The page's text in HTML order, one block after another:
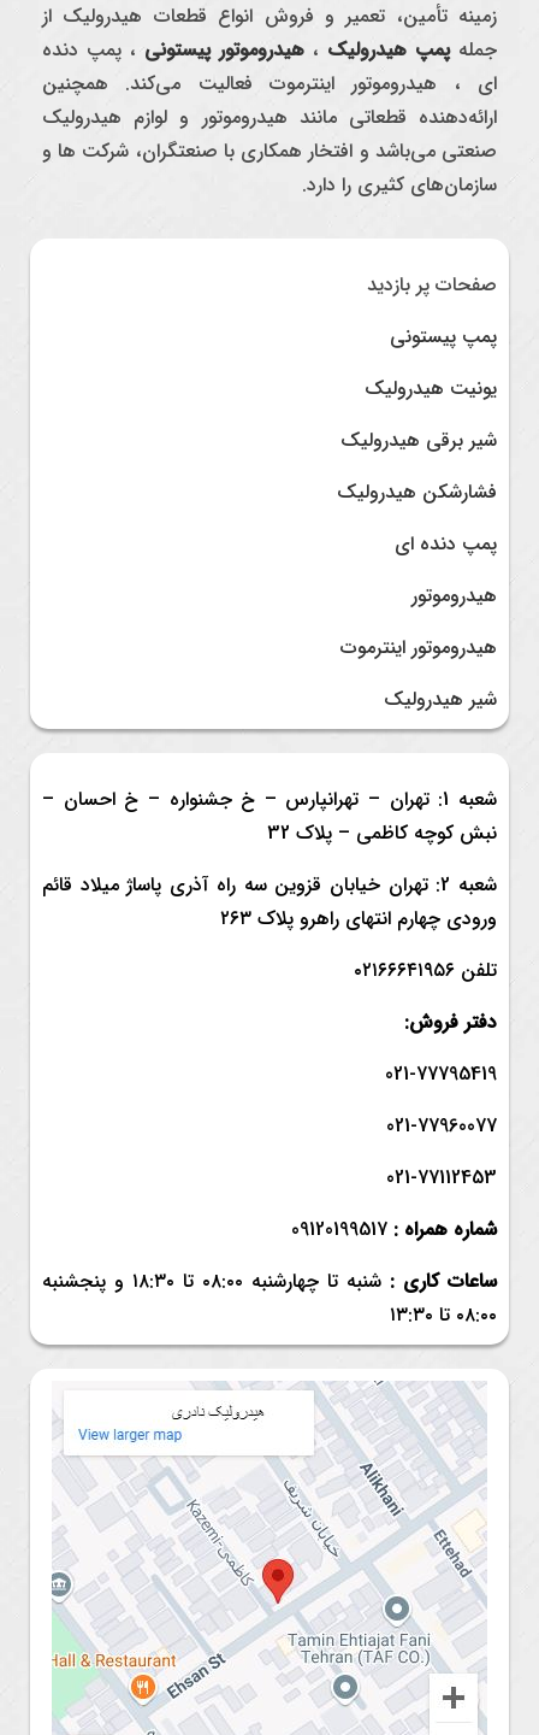
زمینه تأمین، تعمیر و فروش انواع قطعات هیدرولیک از
جملهپمپ هیدرولیک ، هیدروموتور پیستونی، پمپ دنده
ای ، هیدروموتور اینترموت فعالیت می‌کند. همچنین
ارائه‌دهنده قطعاتی مانند هیدروموتور و لوازم هیدرولیک
صنعتی می‌باشد و افتخار همکاری با صنعتگران، شرکت ها و
سازمان‌های کثیری را دارد.
صفحات پر بازدید
پمپ پیستونی
یونیت هیدرولیک
شیر برقی هیدرولیک
فشارشکن هیدرولیک
پمپ دنده ای
هیدروموتور
هیدروموتور اینترموت
شیر هیدرولیک
شعبه 1: تهران – تهرانپارس – خ جشنواره – خ احسان –
نبش کوچه کاظمی – پلاک 32
شعبه 2: تهران خیابان قزوین سه راه آذری پاساژ میلاد قائم
ورودی چهارم انتهای راهرو پلاک ۲۶۳
تلفن ۰۲۱۶۶۶۴۱۹۵۶
دفتر فروش:
021-77795419
021-77960077
021-77112453
شماره همراه : 09120199517
ساعات کاری : شنبه تا چهارشنبه ۰۸:۰۰ تا ۱۸:۳۰ و
پنجشنبه
۰۸:۰۰ تا ۱۳:۳۰